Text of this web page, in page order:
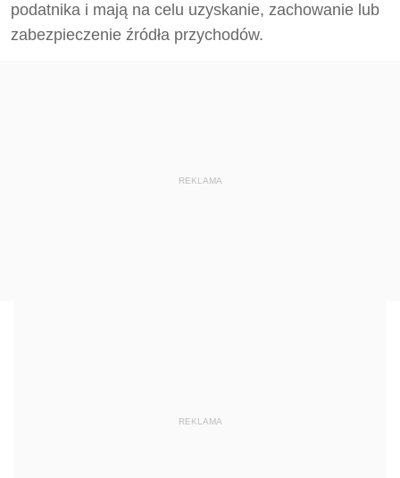
podatnika i mają na celu uzyskanie, zachowanie lub
zabezpieczenie źródła przychodów.
REKLAMA
REKLAMA